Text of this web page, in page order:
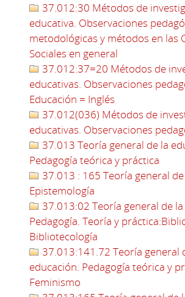
37.012:30 Métodos de
educativa. Observaciones
metodológicas y métodos en las
Sociales en general
37.012:37=20 Métodos de
educativas. Observaciones
Educación = Inglés
37.012(036) Métodos de
educativas. Observaciones
37.013 Teoría general de la
Pedagogía teórica y práctica
37.013 : 165 Teoría general
Epistemología
37.013:02 Teoría general de
Pedagogía. Teoría y
Bibliotecología
37.013:141.72 Teoría general
educación. Pedagogía teórica y
Feminismo